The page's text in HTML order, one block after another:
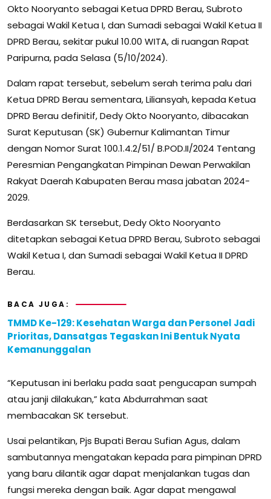
Okto Nooryanto sebagai Ketua DPRD Berau, Subroto
sebagai Wakil Ketua I, dan Sumadi sebagai Wakil Ketua II
DPRD Berau, sekitar pukul 10.00 WITA, di ruangan Rapat
Paripurna, pada Selasa (5/10/2024).
Dalam rapat tersebut, sebelum serah terima palu dari
Ketua DPRD Berau sementara, Liliansyah, kepada Ketua
DPRD Berau definitif, Dedy Okto Nooryanto, dibacakan
Surat Keputusan (SK) Gubernur Kalimantan Timur
dengan Nomor Surat 100.1.4.2/51/ B.POD.II/2024 Tentang
Peresmian Pengangkatan Pimpinan Dewan Perwakilan
Rakyat Daerah Kabupaten Berau masa jabatan 2024-
2029.
Berdasarkan SK tersebut, Dedy Okto Nooryanto
ditetapkan sebagai Ketua DPRD Berau, Subroto sebagai
Wakil Ketua I, dan Sumadi sebagai Wakil Ketua II DPRD
Berau.
BACA JUGA:
TMMD Ke-129: Kesehatan Warga dan Personel Jadi
Prioritas, Dansatgas Tegaskan Ini Bentuk Nyata
Kemanunggalan
“Keputusan ini berlaku pada saat pengucapan sumpah
atau janji dilakukan,” kata Abdurrahman saat
membacakan SK tersebut.
Usai pelantikan, Pjs Bupati Berau Sufian Agus, dalam
sambutannya mengatakan kepada para pimpinan DPRD
yang baru dilantik agar dapat menjalankan tugas dan
fungsi mereka dengan baik. Agar dapat mengawal